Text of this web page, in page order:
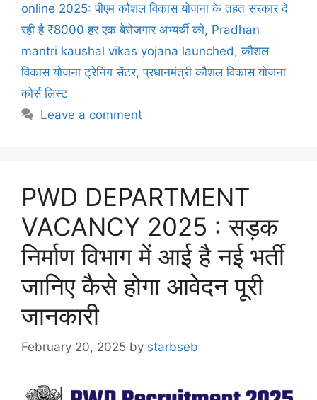
online 2025: पीएम कौशल विकास योजना के तहत सरकार दे
रही है ₹8000 हर एक बेरोजगार अभ्यर्थी को, Pradhan
mantri kaushal vikas yojana launched ,कौशल
विकास योजना ट्रेनिंग सेंटर,प्रधानमंत्री कौशल विकास योजना
कोर्स लिस्ट
Leave a comment
PWD DEPARTMENT
VACANCY 2025 : सड़क
निर्माण विभाग में आई है नई भर्ती
जानिए कैसे होगा आवेदन पूरी
जानकारी
February 20, 2025 by starbseb